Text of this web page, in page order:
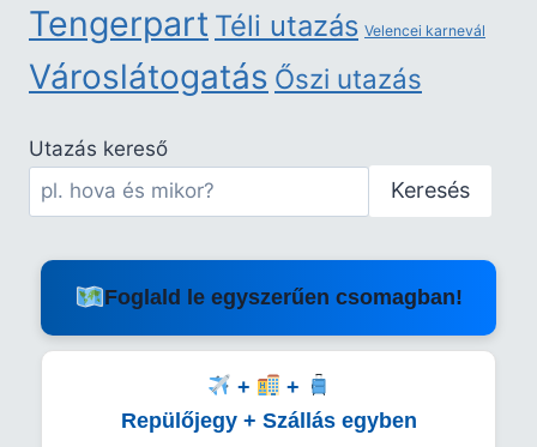
Tengerpart Téli utazás Velencei karnevál
Városlátogatás Őszi utazás
Utazás kereső
Keresés
Foglald le egyszerűen csomagban!
+
+
Repülőjegy + Szállás egyben